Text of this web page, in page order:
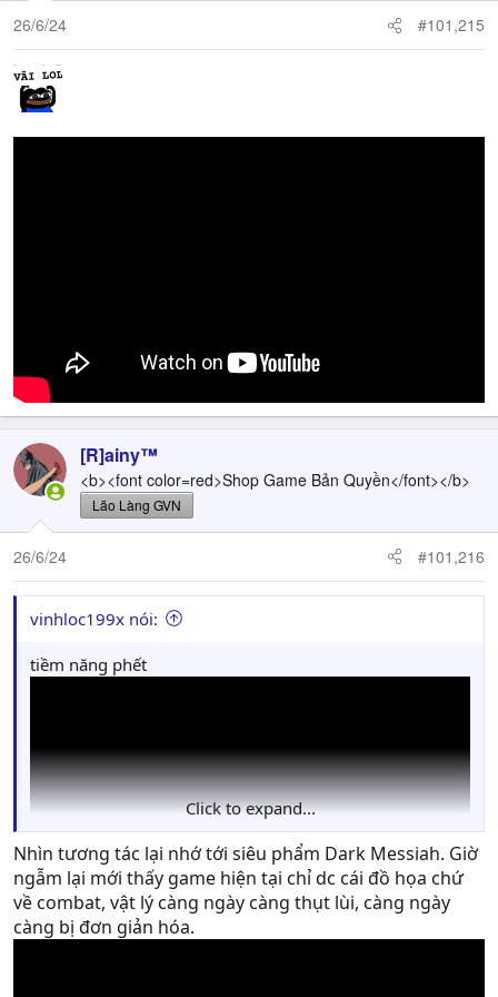
26/6/24 #101,215
[R]ainy™
<b><font color=red>Shop Game Bản Quyền</font></b>
Lão Làng GVN
26/6/24 #101,216
vinhloc199x nói:
tiềm năng phết
Click to expand...
Nhìn tương tác lại nhớ tới siêu phẩm Dark Messiah. Giờ
ngẫm lại mới thấy game hiện tại chỉ dc cái đồ họa chứ
về combat, vật lý càng ngày càng thụt lùi, càng ngày
càng bị đơn giản hóa.